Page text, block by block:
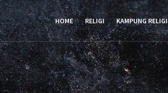
HOME RELIGI KAMPUNG RELIGI